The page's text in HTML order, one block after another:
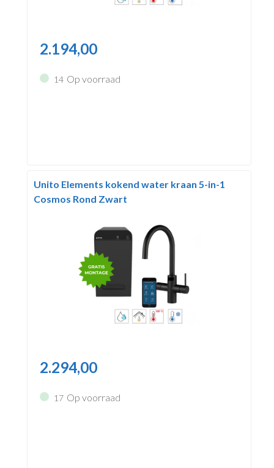
2.194,00
14 Op voorraad
Unito Elements kokend water kraan 5-in-1
Cosmos Rond Zwart
2.294,00
17 Op voorraad